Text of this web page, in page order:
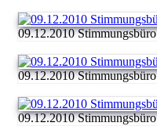
09.12.2010 Stimmungsbüro
09.12.2010 Stimmungsbüro
09.12.2010 Stimmungsbüro